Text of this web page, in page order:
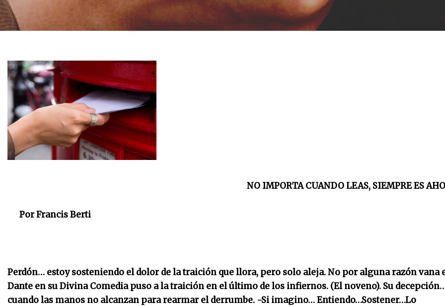
NO IMPORTA CUANDO LEAS, SIEMPRE ES
Por Francis Berti
Perdón… estoy sosteniendo el dolor de la traición que llora, pero solo aleja. No por alguna razón vana
Dante en su Divina Comedia puso a la traición en el último de los infiernos. (El noveno). Su
cuando las manos no alcanzan para rearmar el derrumbe. -Si imagino… Entiendo…Sostener…Lo